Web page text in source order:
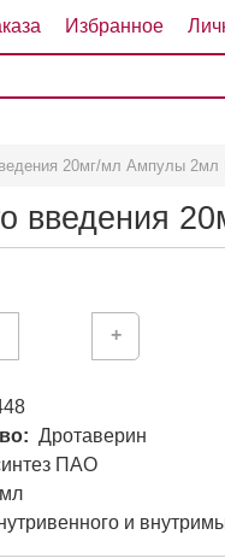
Избранное
20мг/мл Ампулы
введения
+
Дротаверин
ПАО
и